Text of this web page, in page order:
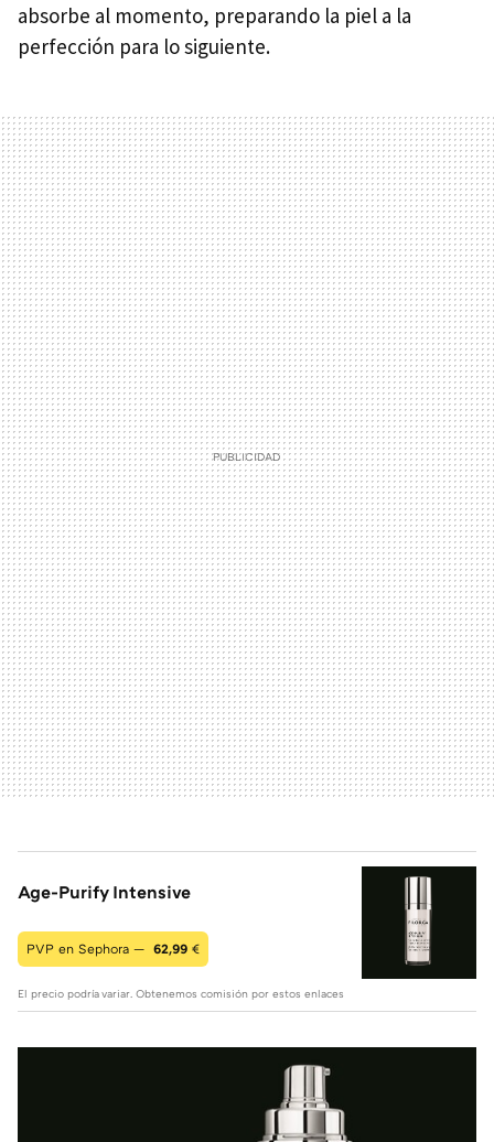
absorbe al momento, preparando la piel a la
perfección para lo siguiente.
Age-Purify Intensive
PVP en Sephora — 62,99 €
El precio podría variar. Obtenemos comisión por estos enlaces